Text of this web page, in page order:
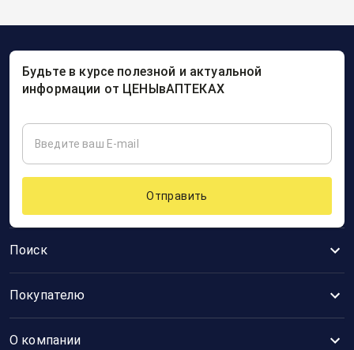
Поиск
Покупателю
О компании
Будьте в курсе полезной и актуальной
информации от ЦЕНЫвАПТЕКАХ
Отправить